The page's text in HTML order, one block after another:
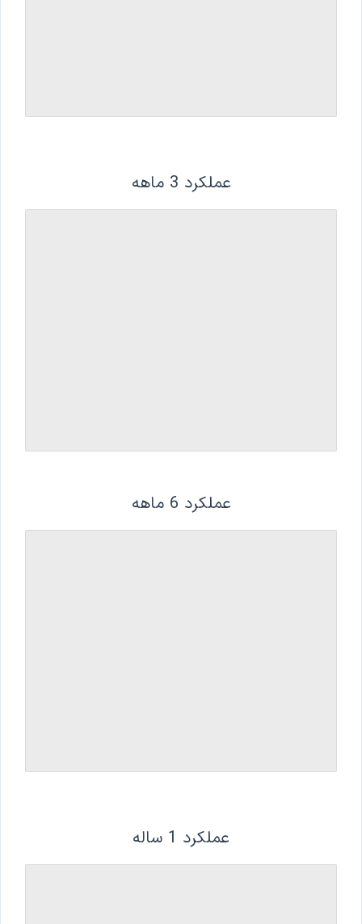
عملکرد 3 ماهه
عملکرد 6 ماهه
عملکرد 1 ساله